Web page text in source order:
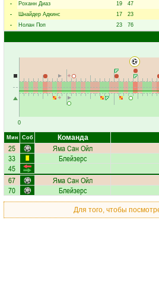
-
Роханн Диаз 19 47
-
Шнайдер Адкинс 17 23
-
Нолан Поп 23 76
0
Мин Соб Команда
25 Яма Сан Ойл
33 Блейзерс
45
67 Яма Сан Ойл
70 Блейзерс
Для того, чтобы